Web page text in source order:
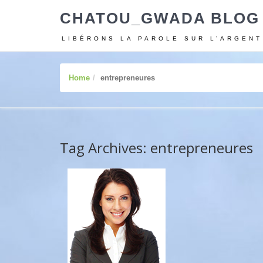
CHATOU_GWADA BLOG
LIBÉRONS LA PAROLE SUR L’ARGENT
Home entrepreneures
Tag Archives: entrepreneures